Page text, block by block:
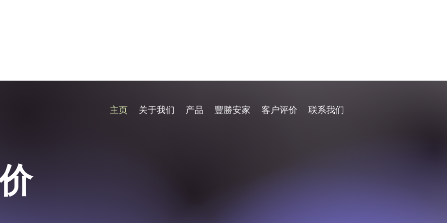
主页 关于我们 产品 豐勝安家 客户评价 联系我们